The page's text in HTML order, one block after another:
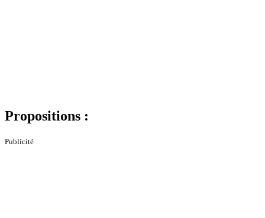
Propositions :
Publicité